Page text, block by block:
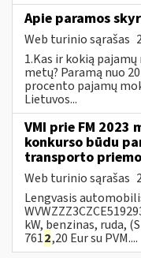
Apie paramos
Web turinio sąrašas
1.Kas ir kokią
metų? Paramą nuo
procento pajamų
Lietuvos...
VMI prie FM 2023
konkurso būdu
transporto
Web turinio sąrašas
Lengvasis
kW, benzinas, ruda,
7612,20 Eur su PVM....